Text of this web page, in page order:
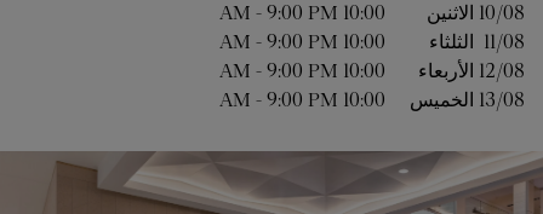
10/08 الاثنين 10:00 AM
- 9:00 PM
11/08 الثلثاء 10:00 AM
- 9:00 PM
12/08 الأربعاء 10:00 AM
- 9:00 PM
13/08 الخميس 10:00 AM
- 9:00 PM